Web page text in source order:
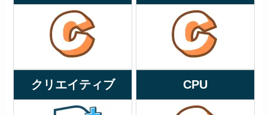
クリエイティブ CPU